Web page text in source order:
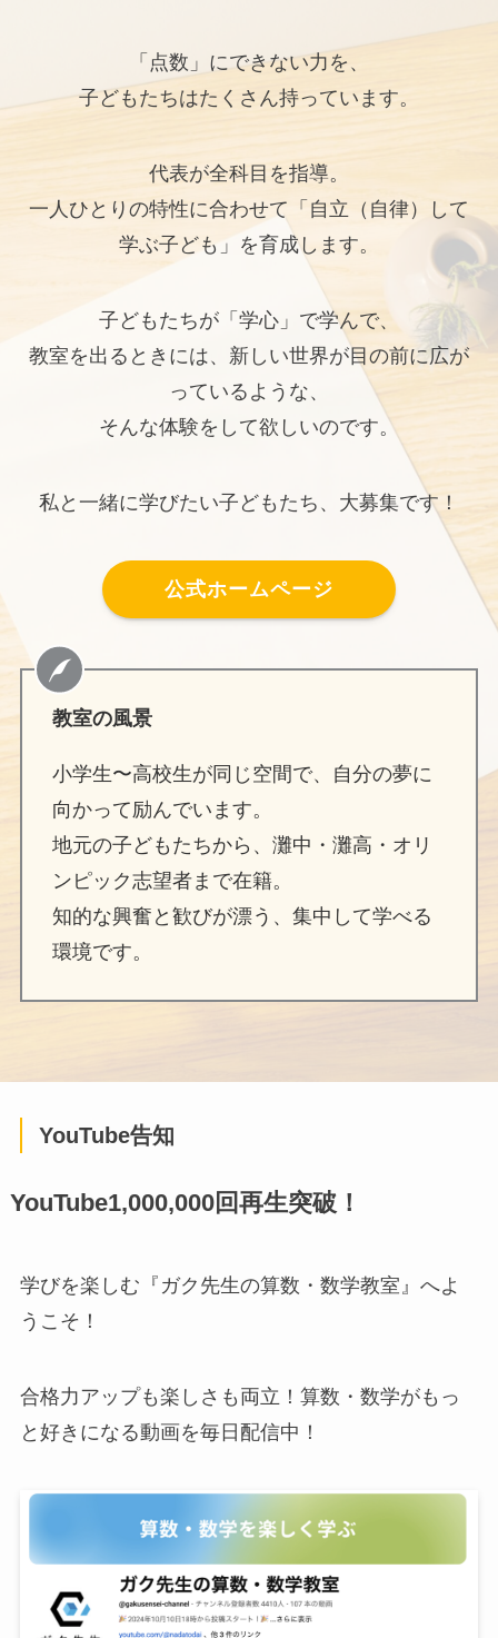
「点数」にできない力を、
子どもたちはたくさん持っています。
代表が全科目を指導。
一人ひとりの特性に合わせて「自立（自律）して
学ぶ子ども」を育成します。
子どもたちが「学心」で学んで、
教室を出るときには、新しい世界が目の前に広が
っているような、
そんな体験をして欲しいのです。
私と一緒に学びたい子どもたち、大募集です！
公式ホームページ
教室の風景
小学生〜高校生が同じ空間で、自分の夢に
向かって励んでいます。
地元の子どもたちから、灘中・灘高・オリ
ンピック志望者まで在籍。
知的な興奮と歓びが漂う、集中して学べる
環境です。
YouTube告知
YouTube1,000,000回再生突破！
学びを楽しむ『ガク先生の算数・数学教室』へよ
うこそ！
合格力アップも楽しさも両立！算数・数学がもっ
と好きになる動画を毎日配信中！